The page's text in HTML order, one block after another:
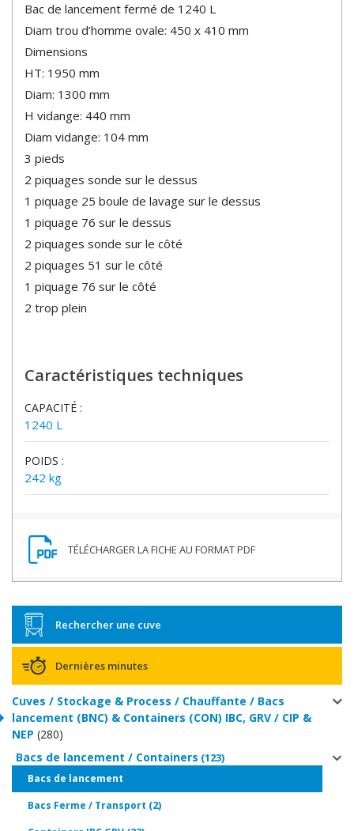
Rechercher une cuve
Dernières minutes
Cuves / Stockage & Process / Chauffante / Bacs
lancement (BNC) & Containers (CON) IBC, GRV / CIP &
NEP (280)
Bacs de lancement / Containers (123)
Bacs de lancement
Bacs Ferme / Transport (2)
Bac de lancement fermé de 1240 L
Diam trou d’homme ovale: 450 x 410 mm
Dimensions
HT: 1950 mm
Diam: 1300 mm
H vidange: 440 mm
Diam vidange: 104 mm
3 pieds
2 piquages sonde sur le dessus
1 piquage 25 boule de lavage sur le dessus
1 piquage 76 sur le dessus
2 piquages sonde sur le côté
2 piquages 51 sur le côté
1 piquage 76 sur le côté
2 trop plein
Caractéristiques techniques
CAPACITÉ :
1240 L
POIDS :
242 kg